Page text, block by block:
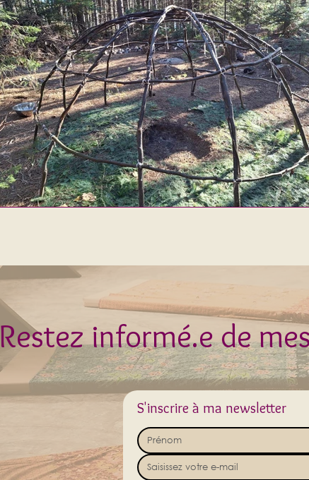
Restez informé.e de
S'inscrire à ma newsletter